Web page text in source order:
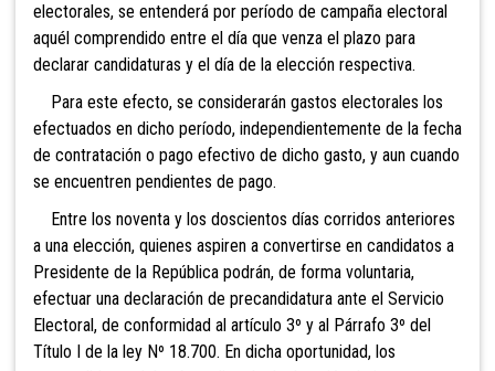
electorales, se entenderá por período de campaña electoral
aquél comprendido entre el día que venza el plazo para
declarar candidaturas y el día de la elección respectiva.
Para este efecto, se considerarán gastos electorales los
efectuados en dicho período, independientemente de la fecha
de contratación o pago efectivo de dicho gasto, y aun cuando
se encuentren pendientes de pago.
Entre los noventa y los doscientos días corridos anteriores
a una elección, quienes aspiren a convertirse en candidatos a
Presidente de la República podrán, de forma voluntaria,
efectuar una declaración de precandidatura ante el Servicio
Electoral, de conformidad al artículo 3º y al Párrafo 3º del
Título I de la ley Nº 18.700. En dicha oportunidad, los